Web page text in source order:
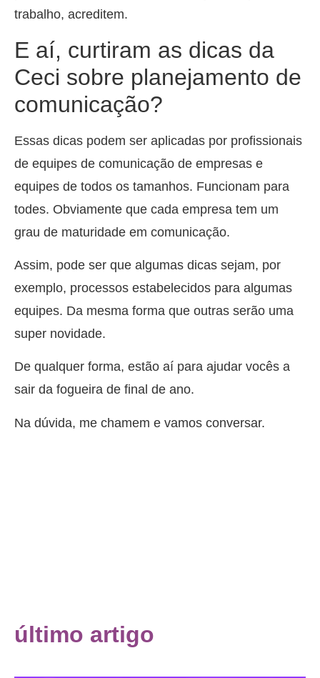
trabalho, acreditem.
E aí, curtiram as dicas da
Ceci sobre planejamento de
comunicação?
Essas dicas podem ser aplicadas por profissionais
de equipes de comunicação de empresas e
equipes de todos os tamanhos. Funcionam para
todes. Obviamente que cada empresa tem um
grau de maturidade em comunicação.
Assim, pode ser que algumas dicas sejam, por
exemplo, processos estabelecidos para algumas
equipes. Da mesma forma que outras serão uma
super novidade.
De qualquer forma, estão aí para ajudar vocês a
sair da fogueira de final de ano.
Na dúvida, me chamem e vamos conversar.
último artigo